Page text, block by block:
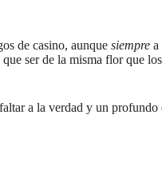
de casino, aunque siempre a
ser de la misma flor que
a la verdad y un